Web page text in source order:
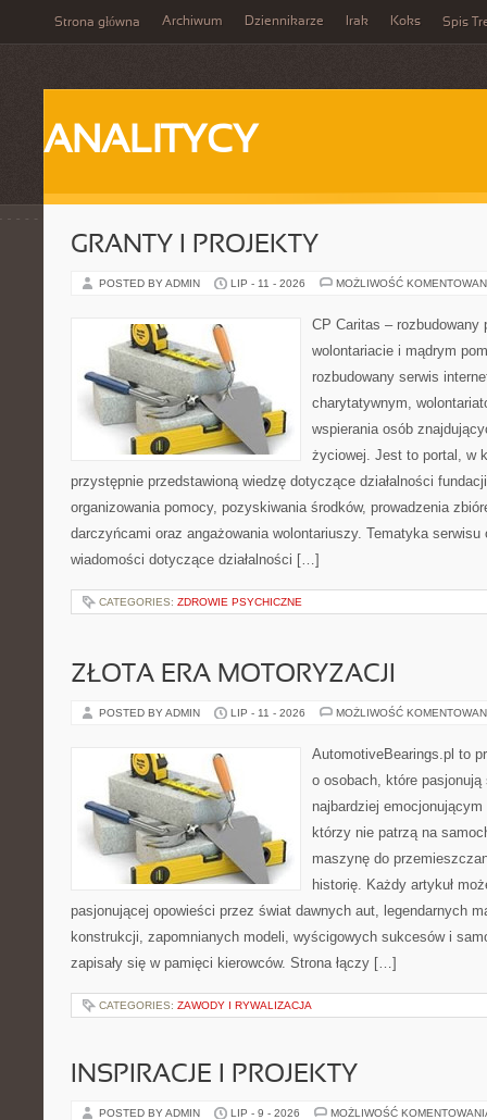
Strona główna Archiwum Dziennikarze Irak Koks Spis
ANALITYCY
GRANTY I PROJEKTY
POSTED BY ADMIN LIP - 11 - 2026 MOŻLIWOŚĆ
CP Caritas – rozbudowany
wolontariacie i mądrym
rozbudowany serwis
charytatywnym,
wspierania osób
życiowej. Jest to portal, w
przystępnie przedstawioną wiedzę dotyczące działalności
organizowania pomocy, pozyskiwania środków, prowadzenia
darczyńcami oraz angażowania wolontariuszy. Tematyka
wiadomości dotyczące działalności […]
CATEGORIES: ZDROWIE PSYCHICZNE
ZŁOTA ERA MOTORYZACJI
POSTED BY ADMIN LIP - 11 - 2026 MOŻLIWOŚĆ
AutomotiveBearings.pl to
o osobach, które
najbardziej
którzy nie patrzą na
maszynę do
historię. Każdy artykuł
pasjonującej opowieści przez świat dawnych aut, legendarnych
konstrukcji, zapomnianych modeli, wyścigowych sukcesów i
zapisały się w pamięci kierowców. Strona łączy […]
CATEGORIES: ZAWODY I RYWALIZACJA
INSPIRACJE I PROJEKTY
POSTED BY ADMIN LIP - 9 - 2026 MOŻLIWOŚĆ